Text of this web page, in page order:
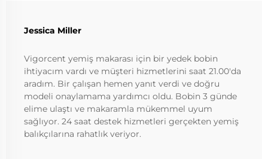
Jessica Miller
Vigorcent yemiş makarası için bir yedek bobin
ihtiyacım vardı ve müşteri hizmetlerini saat 21.00'da
aradım. Bir çalışan hemen yanıt verdi ve doğru
modeli onaylamama yardımcı oldu. Bobin 3 günde
elime ulaştı ve makaramla mükemmel uyum
sağlıyor. 24 saat destek hizmetleri gerçekten yemiş
balıkçılarına rahatlık veriyor.